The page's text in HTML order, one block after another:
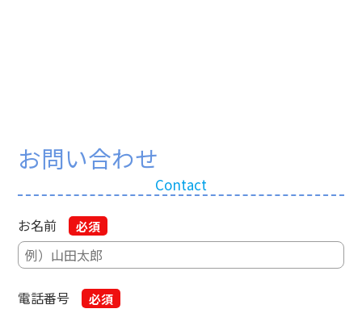
お問い合わせ
Contact
お名前 必須
電話番号 必須